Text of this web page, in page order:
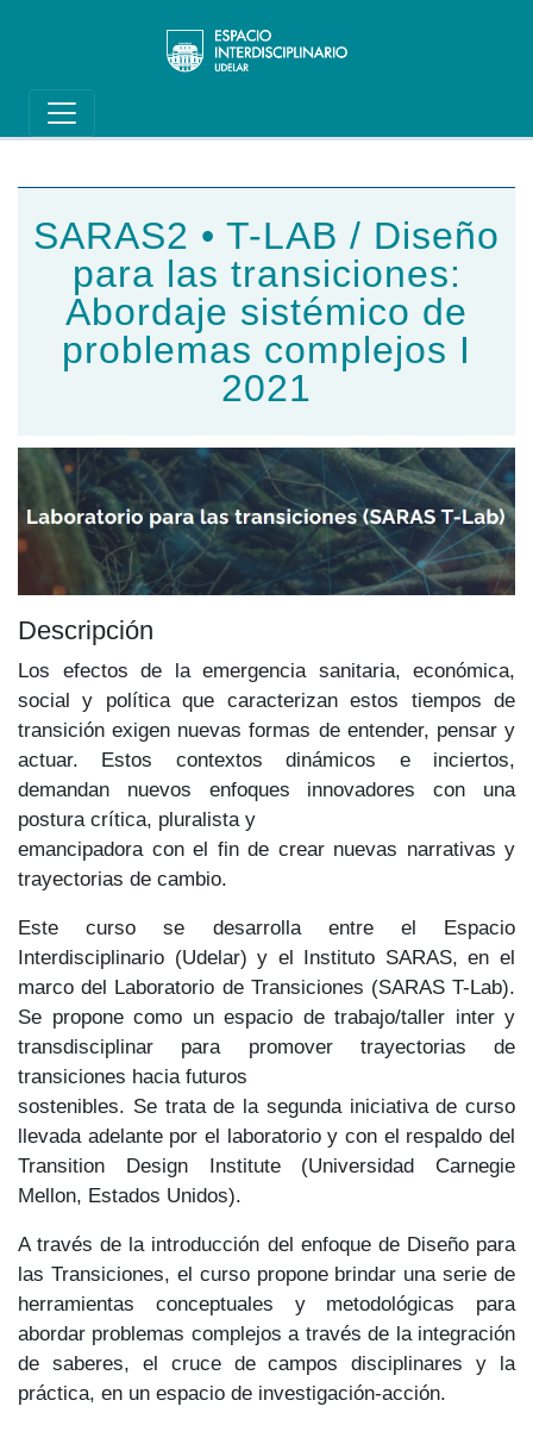
Main navigation
SARAS2​ • T-LAB / Diseño
para las transiciones:
Abordaje sistémico de
problemas complejos I
2021
Descripción
Los efectos de la emergencia sanitaria, económica,
social y política que caracterizan estos tiempos de
transición exigen nuevas formas de entender, pensar y
actuar. Estos contextos dinámicos e inciertos,
demandan nuevos enfoques innovadores con una
postura crítica, pluralista y
emancipadora con el fin de crear nuevas narrativas y
trayectorias de cambio.
Este curso se desarrolla entre el Espacio
Interdisciplinario (Udelar) y el Instituto SARAS, en el
marco del Laboratorio de Transiciones (SARAS T-Lab).
Se propone como un espacio de trabajo/taller inter y
transdisciplinar para promover trayectorias de
transiciones hacia futuros
sostenibles. Se trata de la segunda iniciativa de curso
llevada adelante por el laboratorio y con el respaldo del
Transition Design Institute (Universidad Carnegie
Mellon, Estados Unidos).
A través de la introducción del enfoque de Diseño para
las Transiciones, el curso propone brindar una serie de
herramientas conceptuales y metodológicas para
abordar problemas complejos a través de la integración
de saberes, el cruce de campos disciplinares y la
práctica, en un espacio de investigación-acción.